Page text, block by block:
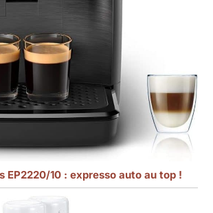
EP2220/10 : expresso auto au top !